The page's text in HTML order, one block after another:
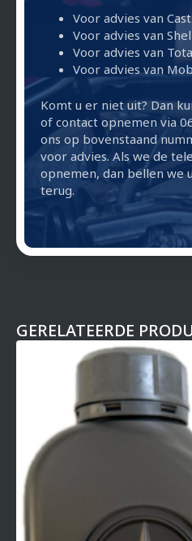
Voor advies van
Voor advies van
Voor advies van
Voor advies van
Komt u er niet uit? Dan
of contact opnemen via
ons op bovenstaand
voor advies. Als we de
opnemen, dan bellen we
terug.
GERELATEERDE